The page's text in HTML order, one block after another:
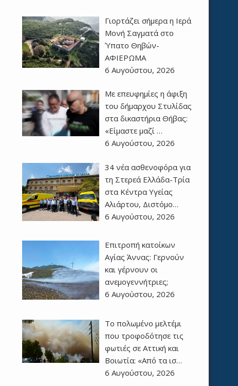
Γιορτάζει σήμερα η Ιερά
Μονή Σαγματά στο
Ύπατο Θηβών-
ΑΦΙΕΡΩΜΑ
6 Αυγούστου, 2026
Με επευφημίες η άφιξη
του δήμαρχου Στυλίδας
στα δικαστήρια Θήβας:
«Είμαστε μαζί …
6 Αυγούστου, 2026
34 νέα ασθενοφόρα για
τη Στερεά Ελλάδα-Τρία
στα Κέντρα Υγείας
Αλιάρτου, Διστόμο…
6 Αυγούστου, 2026
Επιτροπή κατοίκων
Αγίας Άννας: Γερνούν
και γέρνουν οι
ανεμογεννήτριες;
6 Αυγούστου, 2026
Το πολωμένο μελτέμι
που τροφοδότησε τις
φωτιές σε Αττική και
Βοιωτία: «Από τα ισ…
6 Αυγούστου, 2026